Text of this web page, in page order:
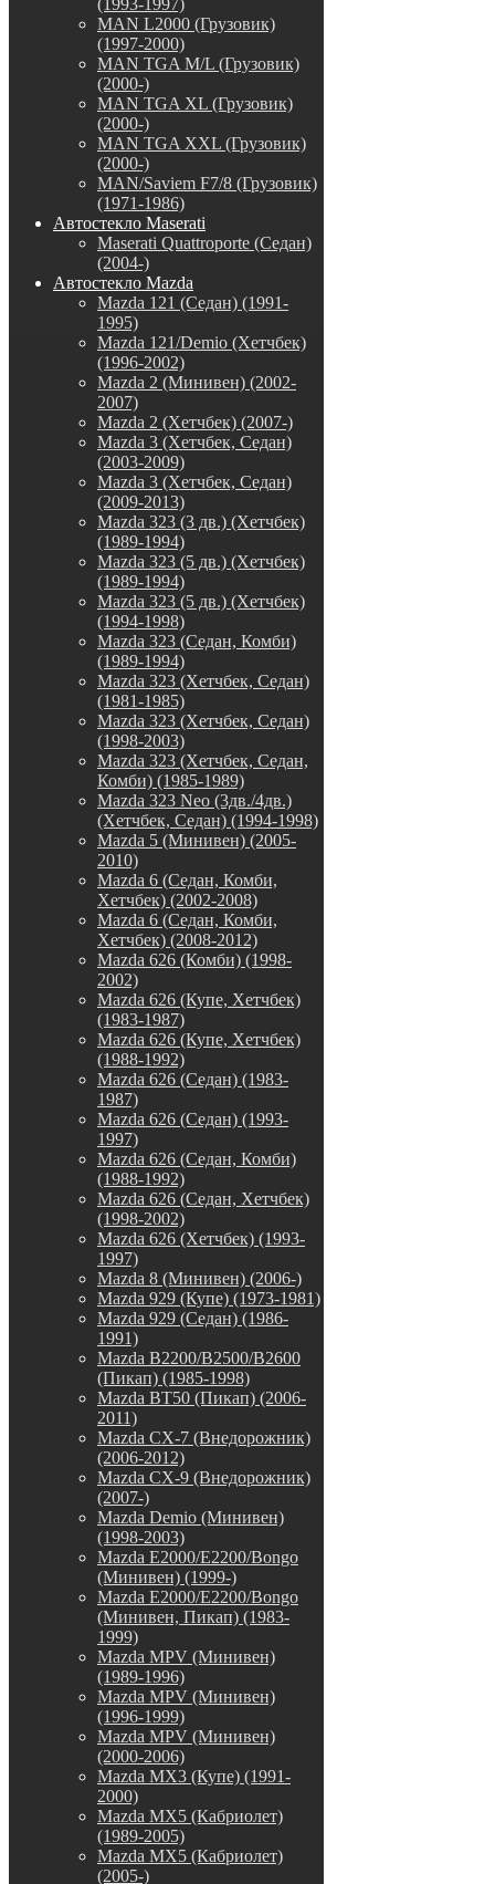
MAN L2000 (Грузовик)
(1997-2000)
MAN TGA M/L (Грузовик)
(2000-)
MAN TGA XL (Грузовик)
(2000-)
MAN TGA XXL (Грузовик)
(2000-)
MAN/Saviem F7/8 (Грузовик)
(1971-1986)
Автостекло Maserati
Maserati Quattroporte (Седан)
(2004-)
Автостекло Mazda
Mazda 121 (Седан) (1991-
1995)
Mazda 121/Demio (Хетчбек)
(1996-2002)
Mazda 2 (Минивен) (2002-
2007)
Mazda 2 (Хетчбек) (2007-)
Mazda 3 (Хетчбек, Седан)
(2003-2009)
Mazda 3 (Хетчбек, Седан)
(2009-2013)
Mazda 323 (3 дв.) (Хетчбек)
(1989-1994)
Mazda 323 (5 дв.) (Хетчбек)
(1989-1994)
Mazda 323 (5 дв.) (Хетчбек)
(1994-1998)
Mazda 323 (Седан, Комби)
(1989-1994)
Mazda 323 (Хетчбек, Седан)
(1981-1985)
Mazda 323 (Хетчбек, Седан)
(1998-2003)
Mazda 323 (Хетчбек, Седан,
Комби) (1985-1989)
Mazda 323 Neo (3дв./4дв.)
(Хетчбек, Седан) (1994-1998)
Mazda 5 (Минивен) (2005-
2010)
Mazda 6 (Седан, Комби,
Хетчбек) (2002-2008)
Mazda 6 (Седан, Комби,
Хетчбек) (2008-2012)
Mazda 626 (Комби) (1998-
2002)
Mazda 626 (Купе, Хетчбек)
(1983-1987)
Mazda 626 (Купе, Хетчбек)
(1988-1992)
Mazda 626 (Седан) (1983-
1987)
Mazda 626 (Седан) (1993-
1997)
Mazda 626 (Седан, Комби)
(1988-1992)
Mazda 626 (Седан, Хетчбек)
(1998-2002)
Mazda 626 (Хетчбек) (1993-
1997)
Mazda 8 (Минивен) (2006-)
Mazda 929 (Купе) (1973-1981)
Mazda 929 (Седан) (1986-
1991)
Mazda B2200/B2500/B2600
(Пикап) (1985-1998)
Mazda BT50 (Пикап) (2006-
2011)
Mazda CX-7 (Внедорожник)
(2006-2012)
Mazda CX-9 (Внедорожник)
(2007-)
Mazda Demio (Минивен)
(1998-2003)
Mazda E2000/E2200/Bongo
(Минивен) (1999-)
Mazda E2000/E2200/Bongo
(Минивен, Пикап) (1983-
1999)
Mazda MPV (Минивен)
(1989-1996)
Mazda MPV (Минивен)
(1996-1999)
Mazda MPV (Минивен)
(2000-2006)
Mazda MX3 (Купе) (1991-
2000)
Mazda MX5 (Кабриолет)
(1989-2005)
Mazda MX5 (Кабриолет)
(2005-)